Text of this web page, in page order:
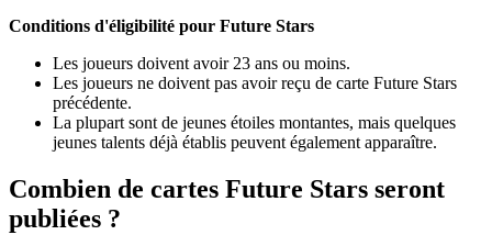
Conditions d'éligibilité pour Future Stars
Les joueurs doivent avoir 23 ans ou moins.
Les joueurs ne doivent pas avoir reçu de carte Future Stars
précédente.
La plupart sont de jeunes étoiles montantes, mais quelques
jeunes talents déjà établis peuvent également apparaître.
Combien de cartes Future Stars seront
publiées ?